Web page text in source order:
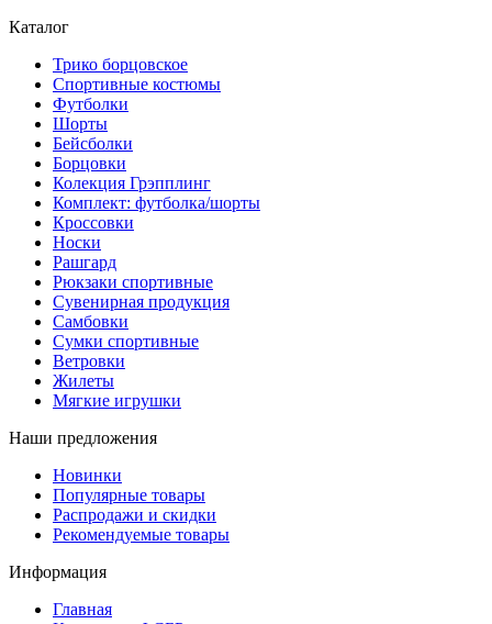
Каталог
Трико борцовское
Спортивные костюмы
Футболки
Шорты
Бейсболки
Борцовки
Колекция Грэпплинг
Комплект: футболка/шорты
Кроссовки
Носки
Рашгард
Рюкзаки спортивные
Сувенирная продукция
Самбовки
Сумки спортивные
Ветровки
Жилеты
Мягкие игрушки
Наши предложения
Новинки
Популярные товары
Распродажи и скидки
Рекомендуемые товары
Информация
Главная